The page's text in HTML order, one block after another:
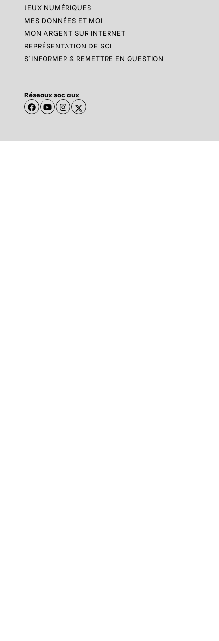
JEUX NUMÉRIQUES
MES DONNÉES ET MOI
MON ARGENT SUR INTERNET
REPRÉSENTATION DE SOI
S’INFORMER & REMETTRE EN QUESTION
Réseaux sociaux